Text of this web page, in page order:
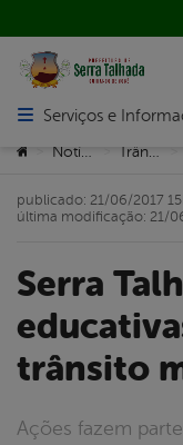
Abrir menu principal
Serviços e
Você está aqui:
> Notícias
Serra Talhada realiza ações
trânsito
Ações fazem parte do Projeto Professor Amigo do
publicado: 21/06/2017
última modificação: 21/